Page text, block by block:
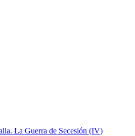
La Guerra de Secesión (IV)